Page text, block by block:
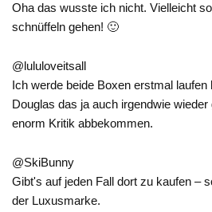
Oha das wusste ich nicht. Vielleicht
schnüffeln gehen! 🙂
@lululoveitsall
Ich werde beide Boxen erstmal
Douglas das ja auch irgendwie
enorm Kritik abbekommen.
@SkiBunny
Gibt's auf jeden Fall dort zu kaufen –
der Luxusmarke.